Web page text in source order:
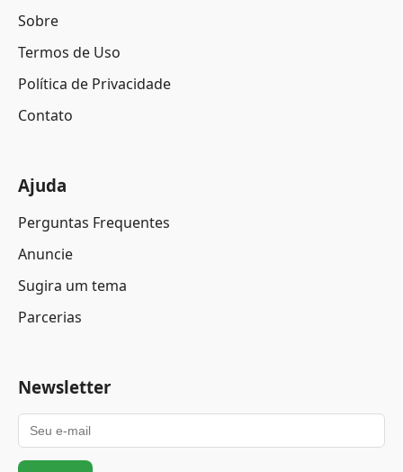
Sobre
Termos de Uso
Política de Privacidade
Contato
Ajuda
Perguntas Frequentes
Anuncie
Sugira um tema
Parcerias
Newsletter